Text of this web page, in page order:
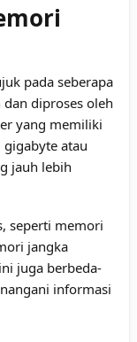
pada seberapa
diproses oleh
yang memiliki
atau
jauh lebih
seperti memori
jangka
juga berbeda-
informasi